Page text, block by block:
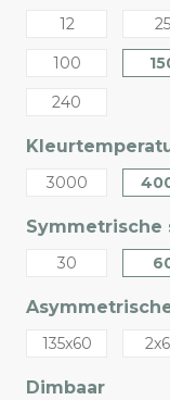
12 25
100
240
3000
Symmetrische
30
135x60
Dimbaar